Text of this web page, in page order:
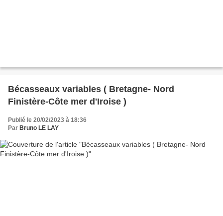
Bécasseaux variables ( Bretagne- Nord
Finistère-Côte mer d'Iroise )
Publié le 20/02/2023 à 18:36
Par Bruno LE LAY